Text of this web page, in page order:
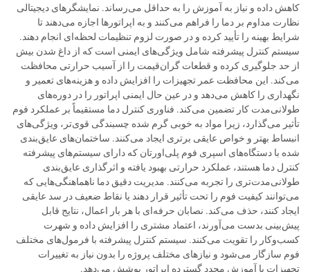
کاهش داده و نیاز به آموزش را به حداقل می‌رساند. نمایشگرهای دیجیتالی
نظارت مداوم بر دما را فراهم می‌کنند و به اپراتورها اجازه می‌دهند تا
شرایط بهینه را تأیید کرده و در صورت لزوم تنظیمات لحظه‌ای انجام دهند.
سیستم کنترل پیشرفته شامل ویژگی‌های ایمنی است که از داغ شدن بیش
از حد جلوگیری کرده و قطعات گران‌قیمت را از آسیب حرارتی محافظت
می‌کند. این محافظت عمر تجهیزات را افزایش داده و هزینه‌های تعمیر و
نگهداری را کاهش می‌دهد و در عین حال ایمنی اپراتور را در دوره‌های
طولانی‌مدت کار تضمین می‌کند. فناوری کنترل دما مستقیماً بر عملکرد فوم
تأثیر می‌گذارد، زیرا مواد به خوبی گرم شده چسبندگی قوی‌تر، ویژگی‌های
انبساط بهتر و خواص عایقی برتری ایجاد می‌کنند. ساختمان‌های عایق‌بندی
شده با دستگاه‌های اسپری فوم پلی‌اورتان که دارای سیستم‌های پیشرفته
کنترل دما هستند، عملکرد حرارتی بهبود یافته و اثرگذاری عایق‌بندی
طولانی‌مدت‌تری را تجربه می‌کنند. مدیریت دقیق دما ناهماهنگی‌هایی که
می‌توانند کیفیت فوم را تحت تأثیر قرار دهند یا نقاط ضعیف در سد عایقی
ایجاد کنند، حذف می‌کند. نصابان حرفه‌ای با هر بار اعمال، نتایج قابل
پیش‌بینی بدست می‌آورند، اعتماد مشتری را افزایش داده و شهرت
کسب‌وکار را تقویت می‌کنند. سیستم کنترل پیشرفته با فرمول‌های مختلف
فوم سازگار می‌شود و نیازهای مختلف پروژه را بدون نیاز به تغییرات
تجهیزات یا آموزش مجدد گسترده اپراتور پوشش می‌دهد.